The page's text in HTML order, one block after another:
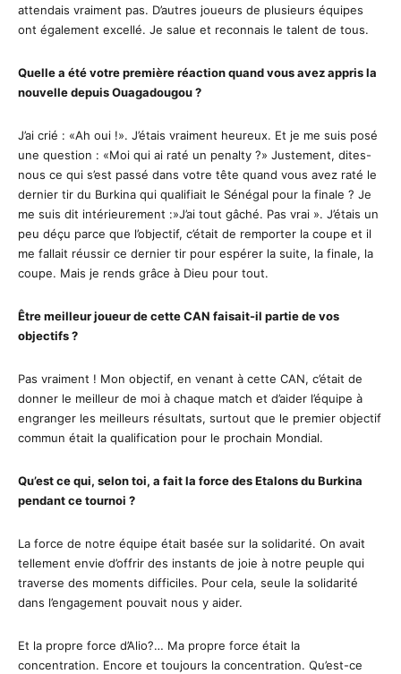
attendais vraiment pas. D’autres joueurs de plusieurs équipes
ont également excellé. Je salue et reconnais le talent de tous.
Quelle a été votre première réaction quand vous avez appris la
nouvelle depuis Ouagadougou ?
J’ai crié : «Ah oui !». J’étais vraiment heureux. Et je me suis posé
une question : «Moi qui ai raté un penalty ?» Justement, dites-
nous ce qui s’est passé dans votre tête quand vous avez raté le
dernier tir du Burkina qui qualifiait le Sénégal pour la finale ? Je
me suis dit intérieurement :»J’ai tout gâché. Pas vrai ». J’étais un
peu déçu parce que l’objectif, c’était de remporter la coupe et il
me fallait réussir ce dernier tir pour espérer la suite, la finale, la
coupe. Mais je rends grâce à Dieu pour tout.
Être meilleur joueur de cette CAN faisait-il partie de vos
objectifs ?
Pas vraiment ! Mon objectif, en venant à cette CAN, c’était de
donner le meilleur de moi à chaque match et d’aider l’équipe à
engranger les meilleurs résultats, surtout que le premier objectif
commun était la qualification pour le prochain Mondial.
Qu’est ce qui, selon toi, a fait la force des Etalons du Burkina
pendant ce tournoi ?
La force de notre équipe était basée sur la solidarité. On avait
tellement envie d’offrir des instants de joie à notre peuple qui
traverse des moments difficiles. Pour cela, seule la solidarité
dans l’engagement pouvait nous y aider.
Et la propre force d’Alio?… Ma propre force était la
concentration. Encore et toujours la concentration. Qu’est-ce